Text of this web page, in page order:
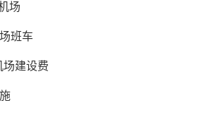
场
班车
场建设费